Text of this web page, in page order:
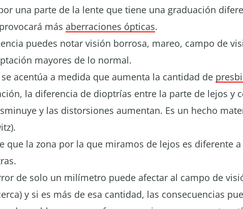
una parte de la lente que tiene una graduación
más aberraciones ópticas.
puedes notar visión borrosa, mareo, campo de
mayores de lo normal.
acentúa a medida que aumenta la cantidad de
la diferencia de dioptrías entre la parte de lejos y
y las distorsiones aumentan. Es un hecho
que la zona por la que miramos de lejos es diferente
de solo un milímetro puede afectar al campo de
y si es más de esa cantidad, las consecuencias